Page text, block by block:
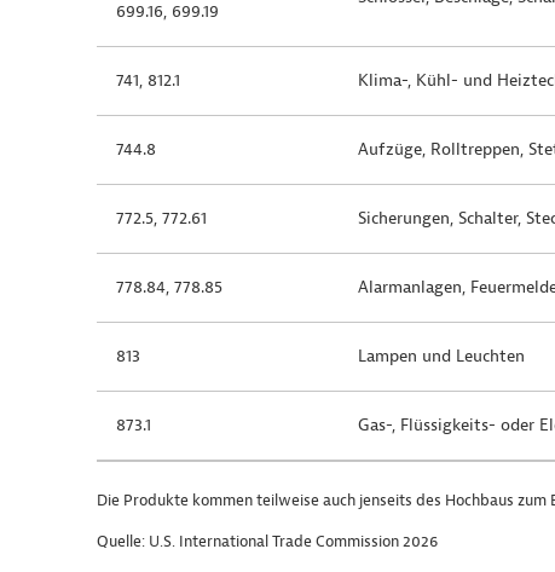
699.16, 699.19
741, 812.1 Klima-, Kühl- und
744.8 Aufzüge, Rolltreppen,
772.5, 772.61 Sicherungen, Schalter,
778.84, 778.85 Alarmanlagen,
813 Lampen und Leuchten
873.1 Gas-, Flüssigkeits- oder
Die Produkte kommen teilweise auch jenseits des Hochbaus zum
Quelle: U.S. International Trade Commission 2026